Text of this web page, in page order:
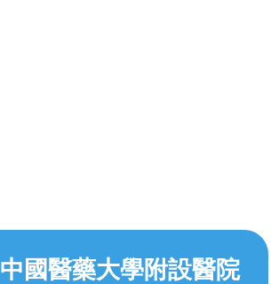
中國醫藥大學附設醫院